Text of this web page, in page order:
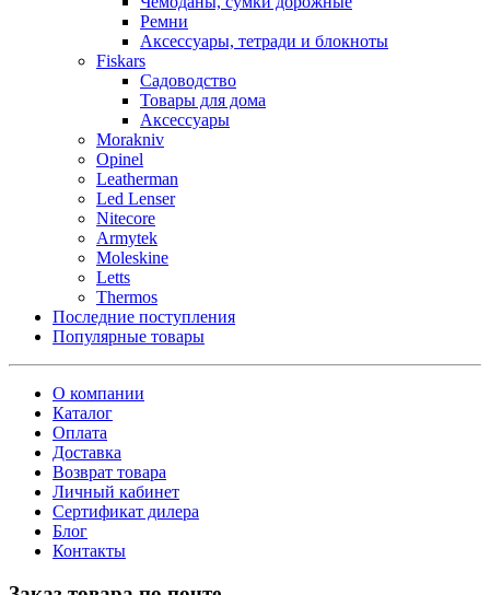
Ремни
Аксессуары, тетради и блокноты
Fiskars
Садоводство
Товары для дома
Аксессуары
Morakniv
Opinel
Leatherman
Led Lenser
Nitecore
Armytek
Moleskine
Letts
Thermos
Последние поступления
Популярные товары
О компании
Каталог
Оплата
Доставка
Возврат товара
Личный кабинет
Сертификат дилера
Блог
Контакты